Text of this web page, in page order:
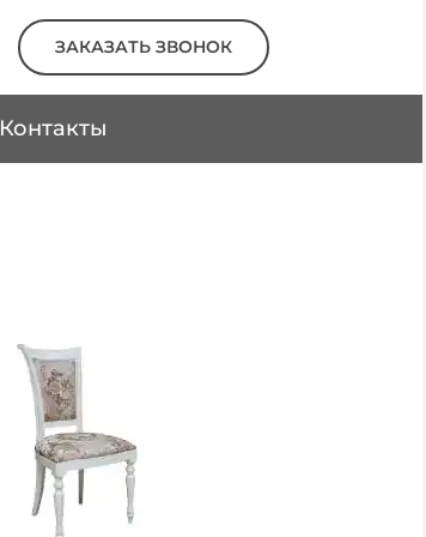
ЗАКАЗАТЬ ЗВОНОК
Контакты